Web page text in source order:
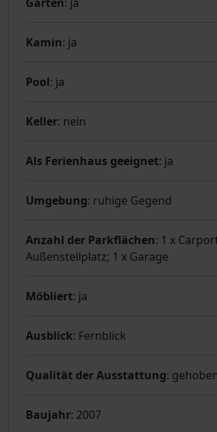
Kamin: ja
Pool: ja
Keller: nein
Als Ferienhaus geeignet: ja
Umgebung: ruhige Gegend
Anzahl der Parkflächen: 1 x
Außenstellplatz; 1 x Garage
Möbliert: ja
Ausblick: Fernblick
Qualität der Ausstattung:
Baujahr: 2007